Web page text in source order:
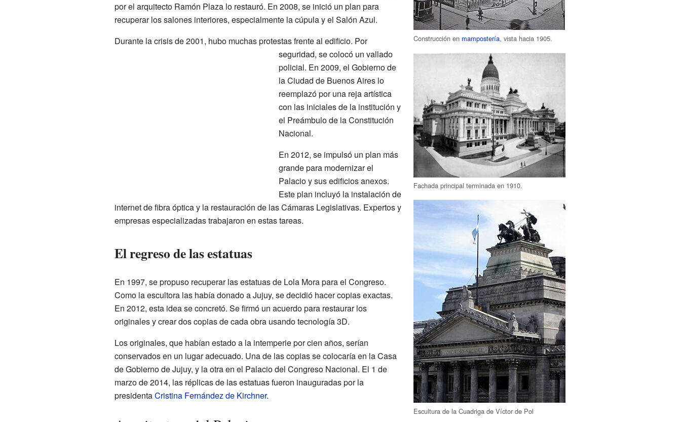
Construcción en mampostería, vista hacia 1905.
Fachada principal terminada en 1910.
Escultura de la Cuadriga de Víctor de Pol
por el arquitecto Ramón Plaza lo restauró. En 2008, se inició un plan para
recuperar los salones interiores, especialmente la cúpula y el Salón Azul.
Durante la crisis de 2001, hubo muchas protestas frente al edificio. Por
seguridad, se colocó un vallado
policial. En 2009, el Gobierno de
la Ciudad de Buenos Aires lo
reemplazó por una reja artística
con las iniciales de la institución y
el Preámbulo de la Constitución
Nacional.
En 2012, se impulsó un plan más
grande para modernizar el
Palacio y sus edificios anexos.
Este plan incluyó la instalación de
internet de fibra óptica y la restauración de las Cámaras Legislativas. Expertos y
empresas especializadas trabajaron en estas tareas.
El regreso de las estatuas
En 1997, se propuso recuperar las estatuas de Lola Mora para el Congreso.
Como la escultora las había donado a Jujuy, se decidió hacer copias exactas.
En 2012, esta idea se concretó. Se firmó un acuerdo para restaurar los
originales y crear dos copias de cada obra usando tecnología 3D.
Los originales, que habían estado a la intemperie por cien años, serían
conservados en un lugar adecuado. Una de las copias se colocaría en la Casa
de Gobierno de Jujuy, y la otra en el Palacio del Congreso Nacional. El 1 de
marzo de 2014, las réplicas de las estatuas fueron inauguradas por la
presidentaCristina Fernández de Kirchner.